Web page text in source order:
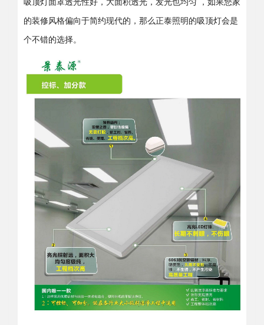
吸顶灯面罩透光性好，大面积透光，发光也均匀 ，如果您家
的装修风格偏向于简约现代的，那么正泰照明的吸顶灯会是
个不错的选择。